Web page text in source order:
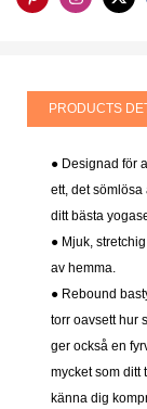
PRODUCTS
● Designad för
ett, det
ditt bästa
● Mjuk,
av hemma.
● Rebound
torr oavsett hur
ger också en
mycket som ditt
känna dig